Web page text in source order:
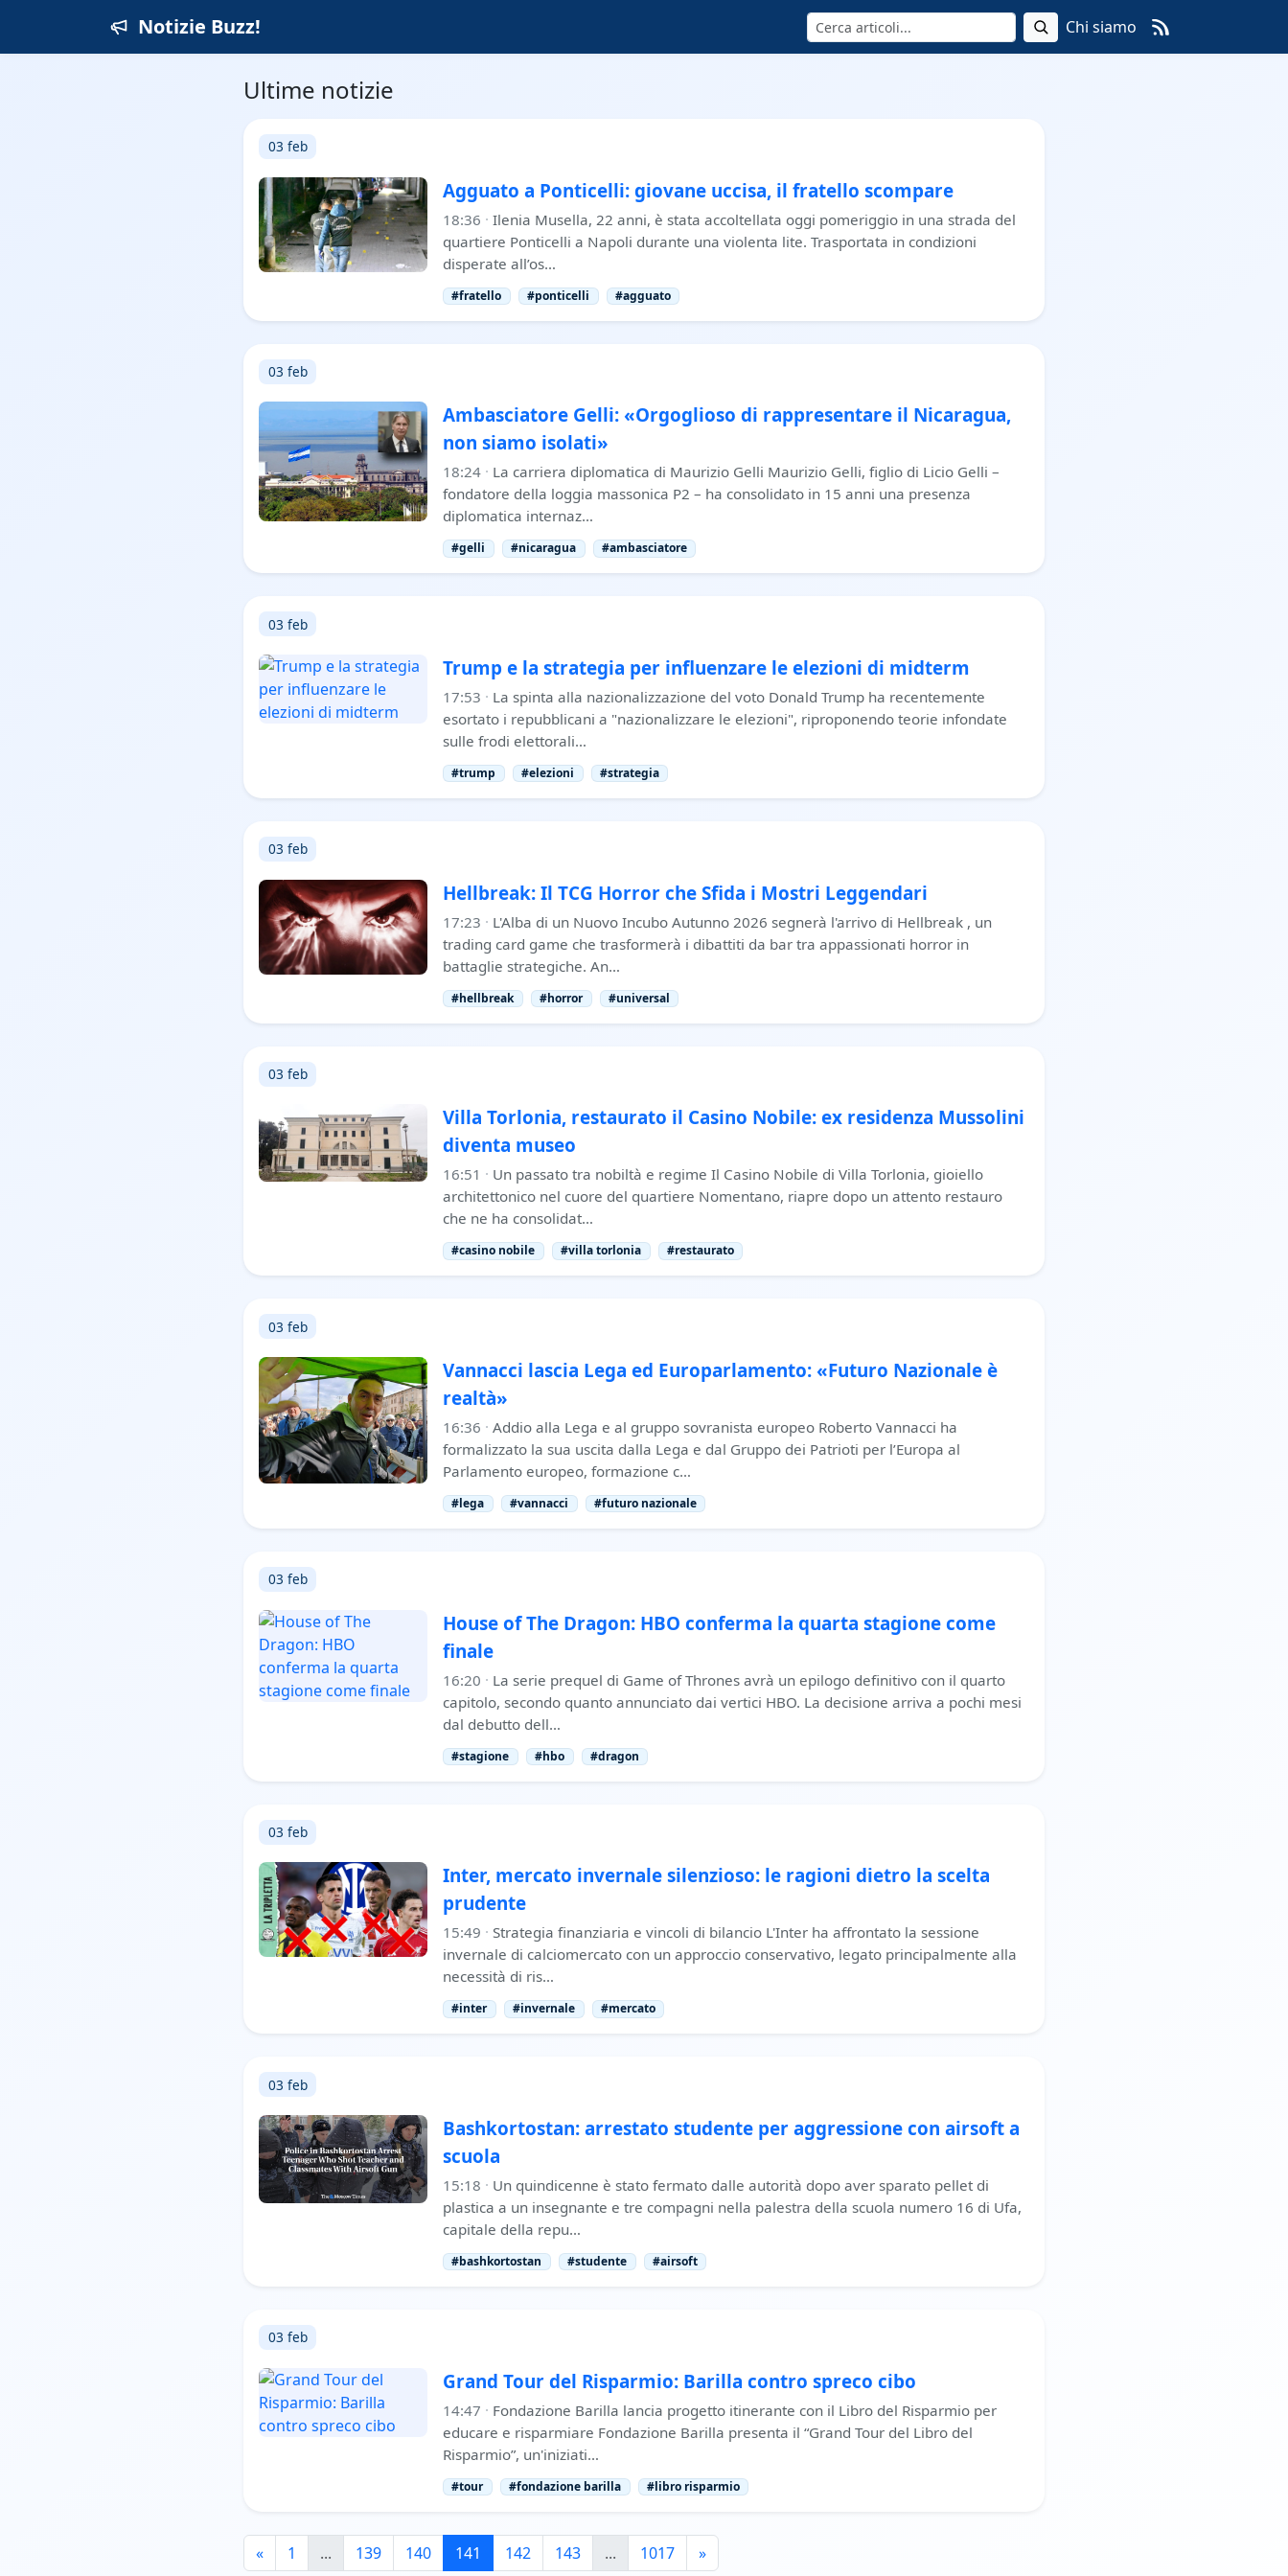
Notizie Buzz! Cerca Chi siamo
Ultime notizie
03 feb
Agguato a Ponticelli: giovane uccisa, il fratello scompare
18:36 · Ilenia Musella, 22 anni, è stata accoltellata oggi pomeriggio in una strada del
quartiere Ponticelli a Napoli durante una violenta lite. Trasportata in condizioni
disperate all’os…
#fratello #ponticelli #agguato
03 feb
Ambasciatore Gelli: «Orgoglioso di rappresentare il Nicaragua,
non siamo isolati»
18:24 · La carriera diplomatica di Maurizio Gelli Maurizio Gelli, figlio di Licio Gelli –
fondatore della loggia massonica P2 – ha consolidato in 15 anni una presenza
diplomatica internaz…
#gelli #nicaragua #ambasciatore
03 feb
Trump e la strategia per influenzare le elezioni di midterm
17:53 · La spinta alla nazionalizzazione del voto Donald Trump ha recentemente
esortato i repubblicani a "nazionalizzare le elezioni", riproponendo teorie infondate
sulle frodi elettorali…
#trump #elezioni #strategia
03 feb
Hellbreak: Il TCG Horror che Sfida i Mostri Leggendari
17:23 · L'Alba di un Nuovo Incubo Autunno 2026 segnerà l'arrivo di Hellbreak , un
trading card game che trasformerà i dibattiti da bar tra appassionati horror in
battaglie strategiche. An…
#hellbreak #horror #universal
03 feb
Villa Torlonia, restaurato il Casino Nobile: ex residenza Mussolini
diventa museo
16:51 · Un passato tra nobiltà e regime Il Casino Nobile di Villa Torlonia, gioiello
architettonico nel cuore del quartiere Nomentano, riapre dopo un attento restauro
che ne ha consolidat…
#casino nobile #villa torlonia #restaurato
03 feb
Vannacci lascia Lega ed Europarlamento: «Futuro Nazionale è
realtà»
16:36 · Addio alla Lega e al gruppo sovranista europeo Roberto Vannacci ha
formalizzato la sua uscita dalla Lega e dal Gruppo dei Patrioti per l’Europa al
Parlamento europeo, formazione c…
#lega #vannacci #futuro nazionale
03 feb
House of The Dragon: HBO conferma la quarta stagione come
finale
16:20 · La serie prequel di Game of Thrones avrà un epilogo definitivo con il quarto
capitolo, secondo quanto annunciato dai vertici HBO. La decisione arriva a pochi mesi
dal debutto dell…
#stagione #hbo #dragon
03 feb
Inter, mercato invernale silenzioso: le ragioni dietro la scelta
prudente
15:49 · Strategia finanziaria e vincoli di bilancio L'Inter ha affrontato la sessione
invernale di calciomercato con un approccio conservativo, legato principalmente alla
necessità di ris…
#inter #invernale #mercato
03 feb
Bashkortostan: arrestato studente per aggressione con airsoft a
scuola
15:18 · Un quindicenne è stato fermato dalle autorità dopo aver sparato pellet di
plastica a un insegnante e tre compagni nella palestra della scuola numero 16 di Ufa,
capitale della repu…
#bashkortostan #studente #airsoft
03 feb
Grand Tour del Risparmio: Barilla contro spreco cibo
14:47 · Fondazione Barilla lancia progetto itinerante con il Libro del Risparmio per
educare e risparmiare Fondazione Barilla presenta il “Grand Tour del Libro del
Risparmio”, un'iniziati…
#tour #fondazione barilla #libro risparmio
« 1 ... 139 140 141 142 143 ... 1017 »